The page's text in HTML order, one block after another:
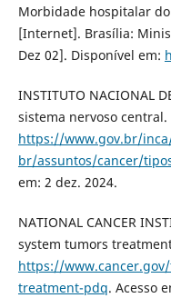
Morbidade hospitalar
[Internet]. Brasília:
Dez 02]. Disponível em:
INSTITUTO NACIONAL
sistema nervoso
https://www.gov.br/
br/assuntos/cancer/
em: 2 dez. 2024.
NATIONAL CANCER
system tumors
https://
treatment-pdq. Acesso